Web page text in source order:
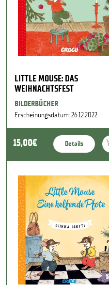
LITTLE MOUSE: DAS
WEIHNACHTSFEST
BILDERBÜCHER
Erscheinungsdatum: 26.12.2022
15,00€ Details